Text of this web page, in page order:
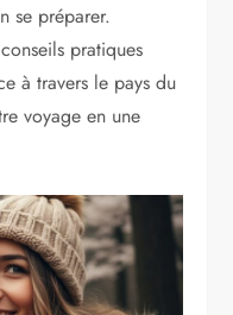
se préparer.
pratiques
à travers le pays du
voyage en une